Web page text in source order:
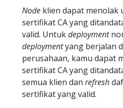
Node klien dapat menolak
sertifikat CA yang
valid. Untukdeployment
deploymentyang berjalan
perusahaan, kamu dapat
sertifikat CA yang
semua klien dan refresh
sertifikat yang valid.